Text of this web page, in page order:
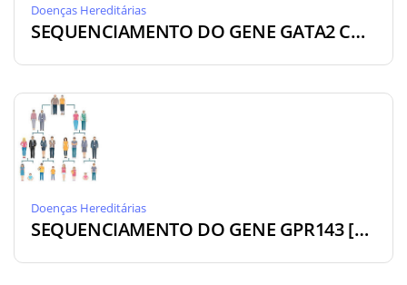
Doenças Hereditárias
SEQUENCIAMENTO DO GENE GATA2 COM CNV [DA-GAT]
Doenças Hereditárias
SEQUENCIAMENTO DO GENE GPR143 [DA-GPR]